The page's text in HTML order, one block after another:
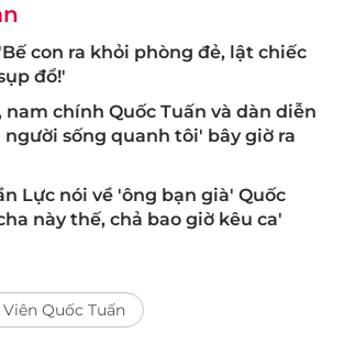
con ra khỏi phòng đẻ, lật chiếc
đổ!'
nam chính Quốc Tuấn và dàn diễn
sống quanh tôi' bây giờ ra
Lực nói về 'ông bạn già' Quốc
này thế, chả bao giờ kêu ca'
Quốc Tuấn